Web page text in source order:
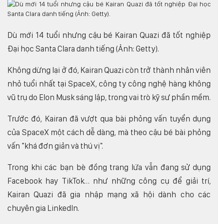
Dù mới 14 tuổi nhưng cậu bé Kairan Quazi đã tốt nghiệp
Đại học Santa Clara danh tiếng (Ảnh: Getty).
Không dừng lại ở đó, Kairan Quazi còn trở thành nhân viên
nhỏ tuổi nhất tại SpaceX, công ty công nghệ hàng không
vũ trụ do Elon Musk sáng lập, trong vai trò kỹ sư phần mềm.
Trước đó, Kairan đã vượt qua bài phỏng vấn tuyển dụng
của SpaceX một cách dễ dàng, mà theo cậu bé bài phỏng
vấn "khá đơn giản và thú vị".
Trong khi các bạn bè đồng trang lứa vẫn đang sử dụng
Facebook hay TikTok… như những công cụ để giải trí,
Kairan Quazi đã gia nhập mạng xã hội dành cho các
chuyên gia LinkedIn.